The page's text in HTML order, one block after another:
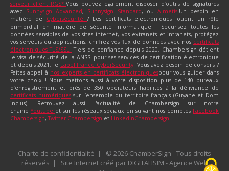
serveur client RGS*.Vous pouvez également disposer d’outils de signatures
avec Sunnysign Advanced, Sunnysign Standard, ou Almetis.Un besoin en
matière de Cybersécurité? Les certificats électroniques jouent un rôle
primordial en matière de sécurité informatique.
Sécurisez toutes les
données sensibles de vos sites internet, vos extranets et intranets, protégez
vos serveurs ou applications, chiffrez vos flux de données avec nos certificats
électroniques TLS/SSL !Tiers de confiance depuis 2020, Chambersign détient
le visa de sécurité de la ANSSI pour ses services de certification électronique
et depuis 2021, le Label France CyberSecurity . Vous avez besoin de conseils ?
Faites appel à nos experts en certificats électroniquespour vous guider dans
votre choix ! Nous mettons aussi à votre disposition plus de 140 bureaux
d’enregistrement et près de 350 opérateurs habilités à la délivrance de
certificats numériquessur l’ensemble du territoire français (Guyane et Dom
inclus). Retrouvez aussi l'actualité de Chambersign sur notre
chaineYoutube et sur les réseaux sociaux en suivant nos comptes Facebook
Chambersign,Twitter Chambersign et LinkedinChambersign
Charte de confidentialité
© 2026 ChamberSign - Tous droits
réservés
Site Internet créé par DIGITALISIM - Agence Web